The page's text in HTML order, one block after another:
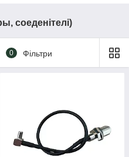
соеденітелі)
0 Фільтри